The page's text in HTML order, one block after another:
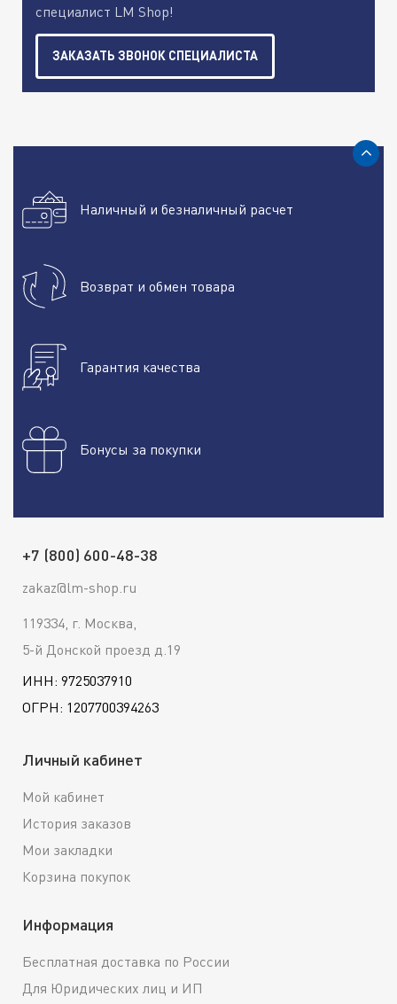
специалист LM Shop!
ЗАКАЗАТЬ ЗВОНОК СПЕЦИАЛИСТА
Наличный и безналичный расчет
Возврат и обмен товара
Гарантия качества
Бонусы за покупки
+7 (800) 600-48-38
zakaz@lm-shop.ru
119334, г. Москва,
5-й Донской проезд д.19
ИНН: 9725037910
ОГРН: 1207700394263
Личный кабинет
Мой кабинет
История заказов
Мои закладки
Корзина покупок
Информация
Бесплатная доставка по России
Для Юридических лиц и ИП